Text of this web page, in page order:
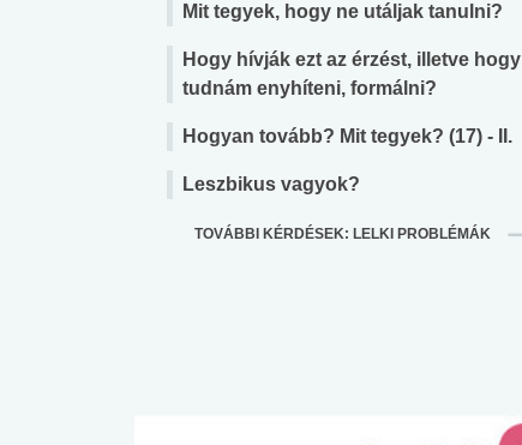
Mit tegyek, hogy ne utáljak tanulni?
Hogy hívják ezt az érzést, illetve hogy
tudnám enyhíteni, formálni?
Hogyan tovább? Mit tegyek? (17) - II.
Leszbikus vagyok?
TOVÁBBI KÉRDÉSEK: LELKI PROBLÉMÁK